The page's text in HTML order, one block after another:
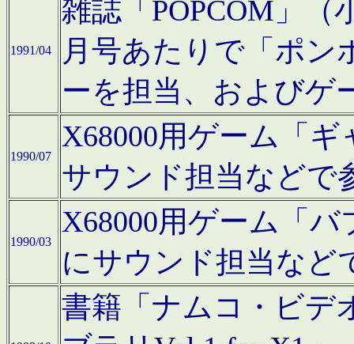
1991/04
雑誌「POPCOM」（
月号あたりで「ポン
ーを担当、およびゲ
1990/07
X68000用ゲーム「
サウンド担当などで
1990/03
X68000用ゲーム「
にサウンド担当など
書籍「ナムコ・ビデ